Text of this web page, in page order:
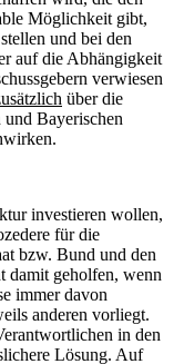
Möglichkeit gibt,
und bei den
auf die Abhängigkeit
verwiesen
über die
Bayerischen
investieren wollen,
für die
bzw. Bund und den
damit geholfen, wenn
immer davon
anderen vorliegt.
in den
Lösung. Auf